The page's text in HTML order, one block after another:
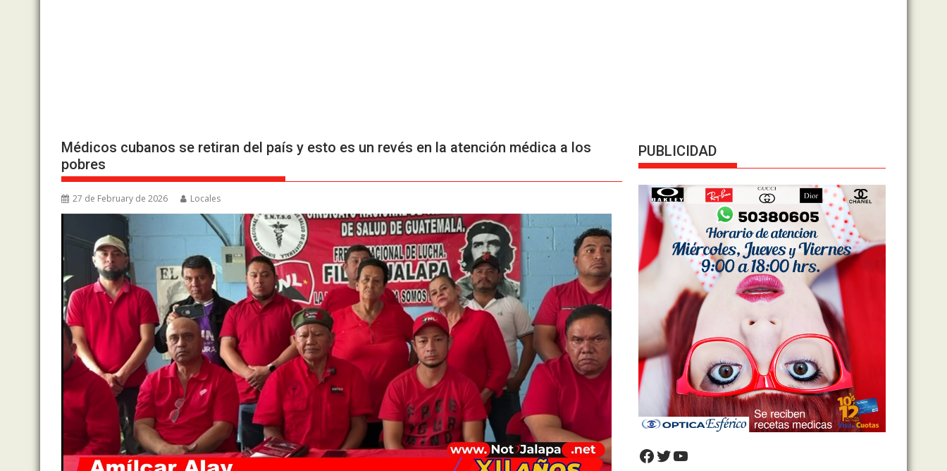
Médicos cubanos se retiran del país y esto es un revés en la atención médica a los
pobres
27 de February de 2026 Locales
PUBLICIDAD
Facebook
Twitter
YouTube